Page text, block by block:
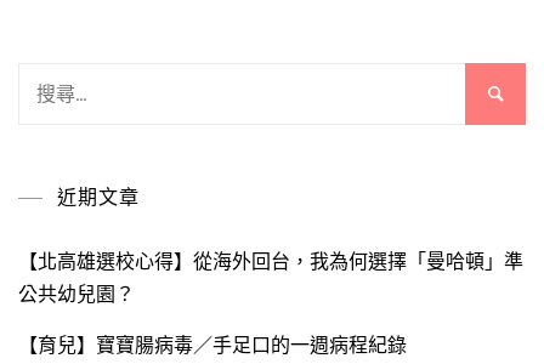
近期文章
【北高雄選校心得】從海外回台，我為何選擇「曼哈頓」準
公共幼兒園？
【育兒】寶寶腸病毒／手足口的一週病程紀錄